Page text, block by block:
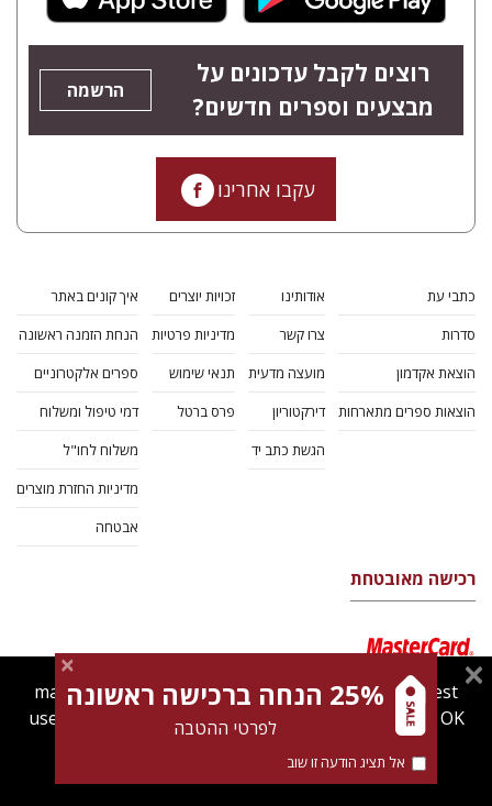
רוצים לקבל עדכונים על
מבצעים וספרים חדשים?
הרשמה
עקבו אחרינו
כתבי עת
סדרות
הוצאת אקדמון
הוצאות ספרים מתארחות
אודותינו
צרו קשר
מועצה מדעית
דירקטוריון
הגשת כתב יד
זכויות יוצרים
מדיניות פרטיות
תנאי שימוש
פרס ברטל
איך קונים באתר
הנחת הזמנה ראשונה
ספרים אלקטרוניים
דמי טיפול ומשלוח
משלוח לחו"ל
מדיניות החזרת מוצרים
אבטחה
רכישה מאובטחת
magnespress.co.il uses cookies to give you the best
user experience. Using this website means you're OK
Find out more about ourcookies policy
25% הנחה ברכישה ראשונה
לפרטי ההטבה
אל תציג הודעה זו שוב